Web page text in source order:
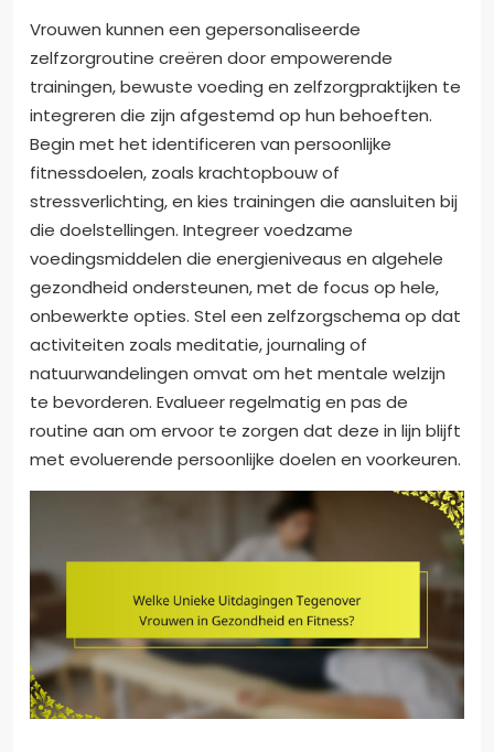
Vrouwen kunnen een gepersonaliseerde
zelfzorgroutine creëren door empowerende
trainingen, bewuste voeding en zelfzorgpraktijken te
integreren die zijn afgestemd op hun behoeften.
Begin met het identificeren van persoonlijke
fitnessdoelen, zoals krachtopbouw of
stressverlichting, en kies trainingen die aansluiten bij
die doelstellingen. Integreer voedzame
voedingsmiddelen die energieniveaus en algehele
gezondheid ondersteunen, met de focus op hele,
onbewerkte opties. Stel een zelfzorgschema op dat
activiteiten zoals meditatie, journaling of
natuurwandelingen omvat om het mentale welzijn
te bevorderen. Evalueer regelmatig en pas de
routine aan om ervoor te zorgen dat deze in lijn blijft
met evoluerende persoonlijke doelen en voorkeuren.